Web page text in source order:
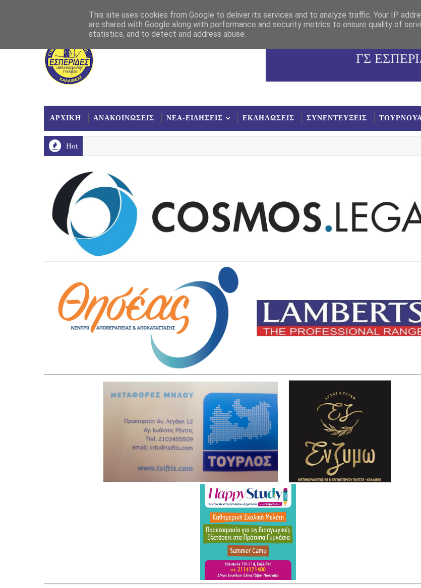
ΓΣ
ΑΡΧΙΚΗ ΑΝΑΚΟΙΝΩΣΕΙΣ ΝΕΑ-ΕΙΔΗΣΕΙΣ ΕΚΔΗΛΩΣΕΙΣ ΣΥΝΕΝΤΕΥΞΕΙΣ
Hot
This site uses cookies from Google to deliver its services and to analyze traffic. Your IP
are shared with Google along with performance and security metrics to ensure quality of
statistics, and to detect and address abuse.